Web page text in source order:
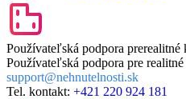
Používateľská podpora prerealitné
Používateľská podpora pre
support@nehnutelnosti.sk
Tel. kontakt: +421 220 924 181